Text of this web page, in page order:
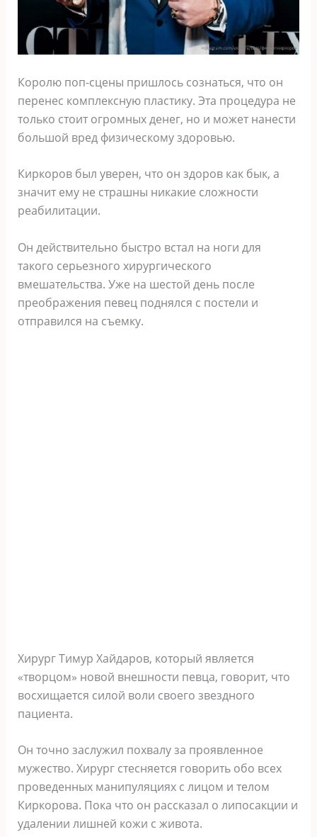
Королю поп-сцены пришлось сознаться, что он
перенес комплексную пластику. Эта процедура не
только стоит огромных денег, но и может нанести
большой вред физическому здоровью.
Киркоров был уверен, что он здоров как бык, а
значит ему не страшны никакие сложности
реабилитации.
Он действительно быстро встал на ноги для
такого серьезного хирургического
вмешательства. Уже на шестой день после
преображения певец поднялся с постели и
отправился на съемку.
Хирург Тимур Хайдаров, который является
«творцом» новой внешности певца, говорит, что
восхищается силой воли своего звездного
пациента.
Он точно заслужил похвалу за проявленное
мужество. Хирург стесняется говорить обо всех
проведенных манипуляциях с лицом и телом
Киркорова. Пока что он рассказал о липосакции и
удалении лишней кожи с живота.